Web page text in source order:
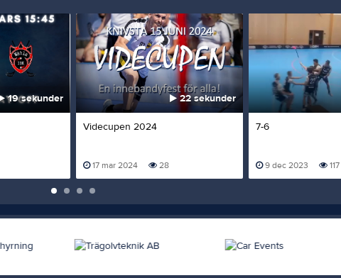
19 sekunder 22 sekunder
Videcupen 2024
17 mar 2024 28
7-6
9 dec 2023 117